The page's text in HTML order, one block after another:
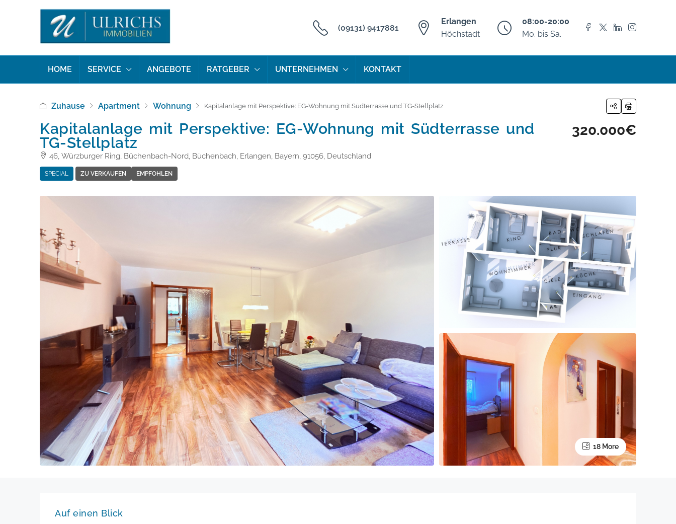
(09131) 9417881
Erlangen
Höchstadt
08:00-20:00
Mo. bis Sa.
HOME SERVICE ANGEBOTE RATGEBER UNTERNEHMEN KONTAKT
Zuhause Apartment Wohnung Kapitalanlage mit Perspektive: EG-Wohnung mit Südterrasse und TG-Stellplatz
Kapitalanlage mit Perspektive: EG-Wohnung mit Südterrasse und
TG-Stellplatz
46, Würzburger Ring, Büchenbach-Nord, Büchenbach, Erlangen, Bayern, 91056, Deutschland
SPECIAL ZU VERKAUFEN EMPFOHLEN
320.000€
18 More
Auf einen Blick